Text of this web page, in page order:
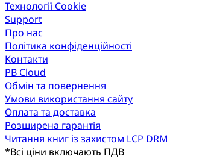
Технології Cookie
Support
Про нас
Політика конфіденційності
Контакти
PB Cloud
Обмін та повернення
Умови використання сайту
Оплата та доставка
Розширена гарантія
Читання книг із захистом LCP DRM
*Всі ціни включають ПДВ